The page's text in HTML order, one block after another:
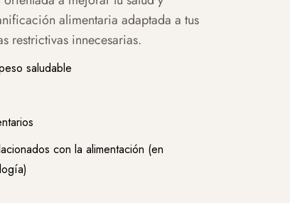
alimentaria adaptada a tus
restrictivas innecesarias.
saludable
con la alimentación (en